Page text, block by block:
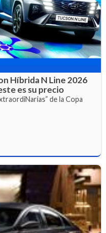
Híbrida N Line 2026
es su precio
de la Copa